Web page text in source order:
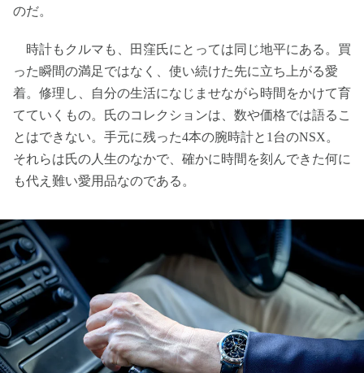
のだ。
時計もクルマも、田窪氏にとっては同じ地平にある。買
った瞬間の満足ではなく、使い続けた先に立ち上がる愛
着。修理し、自分の生活になじませながら時間をかけて育
てていくもの。氏のコレクションは、数や価格では語るこ
とはできない。手元に残った4本の腕時計と1台のNSX。
それらは氏の人生のなかで、確かに時間を刻んできた何に
も代え難い愛用品なのである。